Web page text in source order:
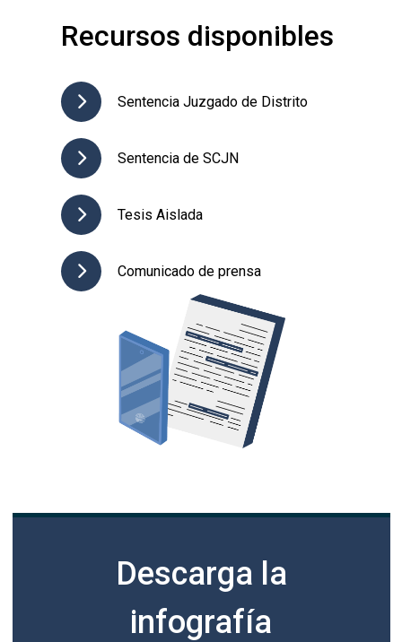
Recursos disponibles
Sentencia Juzgado de Distrito
Sentencia de SCJN
Tesis Aislada
Comunicado de prensa
Descarga la
infografía